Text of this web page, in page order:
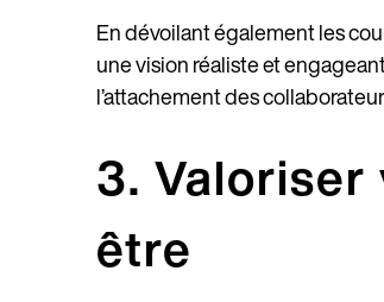
En dévoilant également les
une vision réaliste et
l’attachement des
3.
être